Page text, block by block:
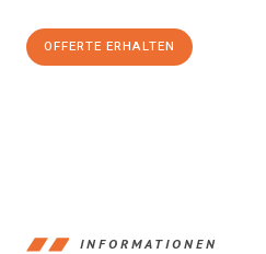
OFFERTE ERHALTEN
INFORMATIONEN